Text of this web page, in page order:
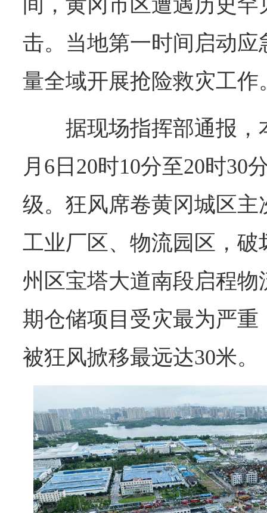
击。当地第一时间启动
量全域开展抢险救灾工作
据现场指挥部通报，
月6日20时10分至20时30
级。狂风席卷黄冈城区
工业厂区、物流园区，
州区宝塔大道南段启程
期仓储项目受灾最为严
被狂风掀移最远达30米。